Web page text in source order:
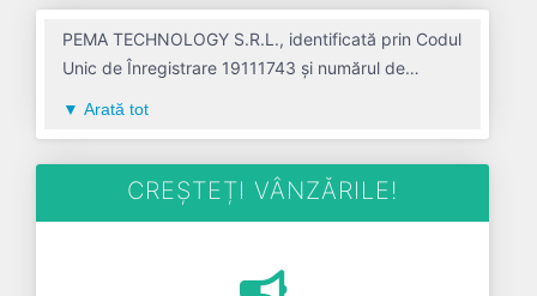
PEMA TECHNOLOGY S.R.L., identificată prin Codul
Unic de Înregistrare 19111743 și numărul de
avand codul 2221. Cu sediul social poziționat în
zona de Centru a țării, în judetul ALBA, compania
profil. PEMA TECHNOLOGY S.R.L. a fost fondată în
Arată tot
CREȘTEȚI VÂNZĂRILE!